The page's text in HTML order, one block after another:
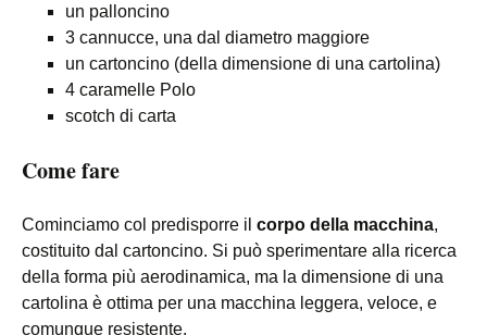
un palloncino
3 cannucce, una dal diametro maggiore
un cartoncino (della dimensione di una cartolina)
4 caramelle Polo
scotch di carta
Come fare
Cominciamo col predisporre il corpo della macchina,
costituito dal cartoncino. Si può sperimentare alla ricerca
della forma più aerodinamica, ma la dimensione di una
cartolina è ottima per una macchina leggera, veloce, e
comunque resistente.